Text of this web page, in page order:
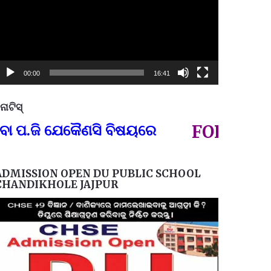
00:00 16:41
ଯେକୈଣସି ବିଷୟରେ FOR GOVT
OPEN DU PUBLIC SCHOOL
JAJPUR